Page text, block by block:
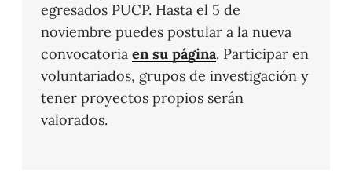
egresados PUCP. Hasta el 5 de
noviembre puedes postular a la nueva
convocatoria en su página. Participar en
voluntariados, grupos de investigación y
tener proyectos propios serán
valorados.